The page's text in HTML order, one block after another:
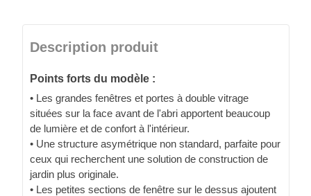
Description produit
Points forts du modèle :
• Les grandes fenêtres et portes à double vitrage
situées sur la face avant de l'abri apportent beaucoup
de lumière et de confort à l'intérieur.
• Une structure asymétrique non standard, parfaite pour
ceux qui recherchent une solution de construction de
jardin plus originale.
• Les petites sections de fenêtre sur le dessus ajoutent